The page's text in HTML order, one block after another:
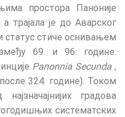
простора Паноније
трајала је до Аварског
статус стиче оснивањем
69. и 96. године.
Panonnia Secunda ,
324. године). Током
градова
систематских